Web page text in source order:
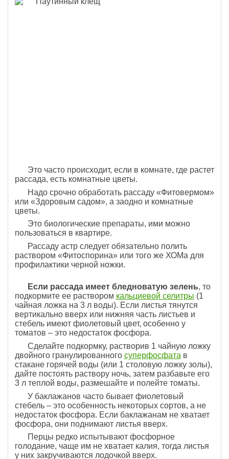
Это часто происходит, если в комнате, где растет
рассада, есть комнатные цветы.
Надо срочно обработать рассаду «Фитовермом»
или «Здоровым садом», а заодно и комнатные
цветы.
Это биологические препараты, ими можно
пользоваться в квартире.
Рассаду астр следует обязательно полить
раствором «Фитоспорина» или того же ХОМа для
профилактики черной ножки.
Если рассада имеет бледноватую зелень, то
подкормите ее раствором кальциевой селитры (1
чайная ложка на 3 л воды). Если листья тянутся
вертикально вверх или нижняя часть листьев и
стебель имеют фиолетовый цвет, особенно у
томатов – это недостаток фосфора.
Сделайте подкормку, растворив 1 чайную ложку
двойного гранулированного суперфосфата в
стакане горячей воды (или 1 столовую ложку золы),
дайте постоять раствору ночь, затем разбавьте его
3 л теплой воды, размешайте и полейте томаты.
У баклажанов часто бывает фиолетовый
стебель – это особенность некоторых сортов, а не
недостаток фосфора. Если баклажанам не хватает
фосфора, они поднимают листья вверх.
Перцы редко испытывают фосфорное
голодание, чаще им не хватает калия, тогда листья
у них закручиваются лодочкой вверх.